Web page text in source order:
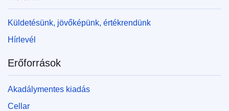
Küldetésünk, jövőképünk, értékrendünk
Hírlevél
Erőforrások
Akadálymentes kiadás
Cellar